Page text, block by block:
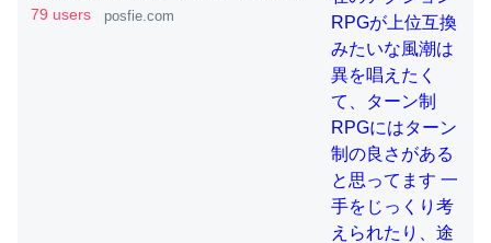
論文では「淡水はカルシウムも酸素も不足してて両方に不
利だから両方が拮抗してるのでは」とあって面白い。海に
いる鋏角類（カブトガニ・ウミグモ）はカルシウムを使わ
ずキチンを強化してる筈だが、酵素が違うのか？
─ニュース :: 【研究発表】昆虫学の大問題＝「昆虫はなぜ海にいな
にはターン制の良さがあると思って
79 users posfie.com